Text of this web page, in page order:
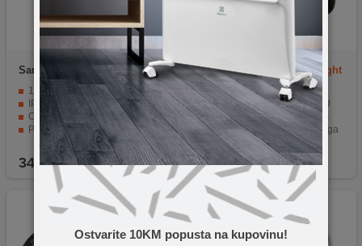
Ostvarite 10KM popusta na kupovinu!
Samsung
R880 Watch 4
42mm Black
1.2" Super AMOLED ekran
IP68 otporan na vodu i prašinu
CPU Dual Core 1.18 GHz Cortex-A55
Povezivost: Bluetooth v5.0, WiFi
Mnogo senzora za praćenje zdravlja i fitnessa
349,00KM
Amazfit GTR Mini - Midnight
Black
Lagano i ultra tanko kućište
Oštar i svijetao HD AMOLED
Snažna i dinamična baterija
120+ različitih načina treninga
5ATM vodootporno
249,90KM